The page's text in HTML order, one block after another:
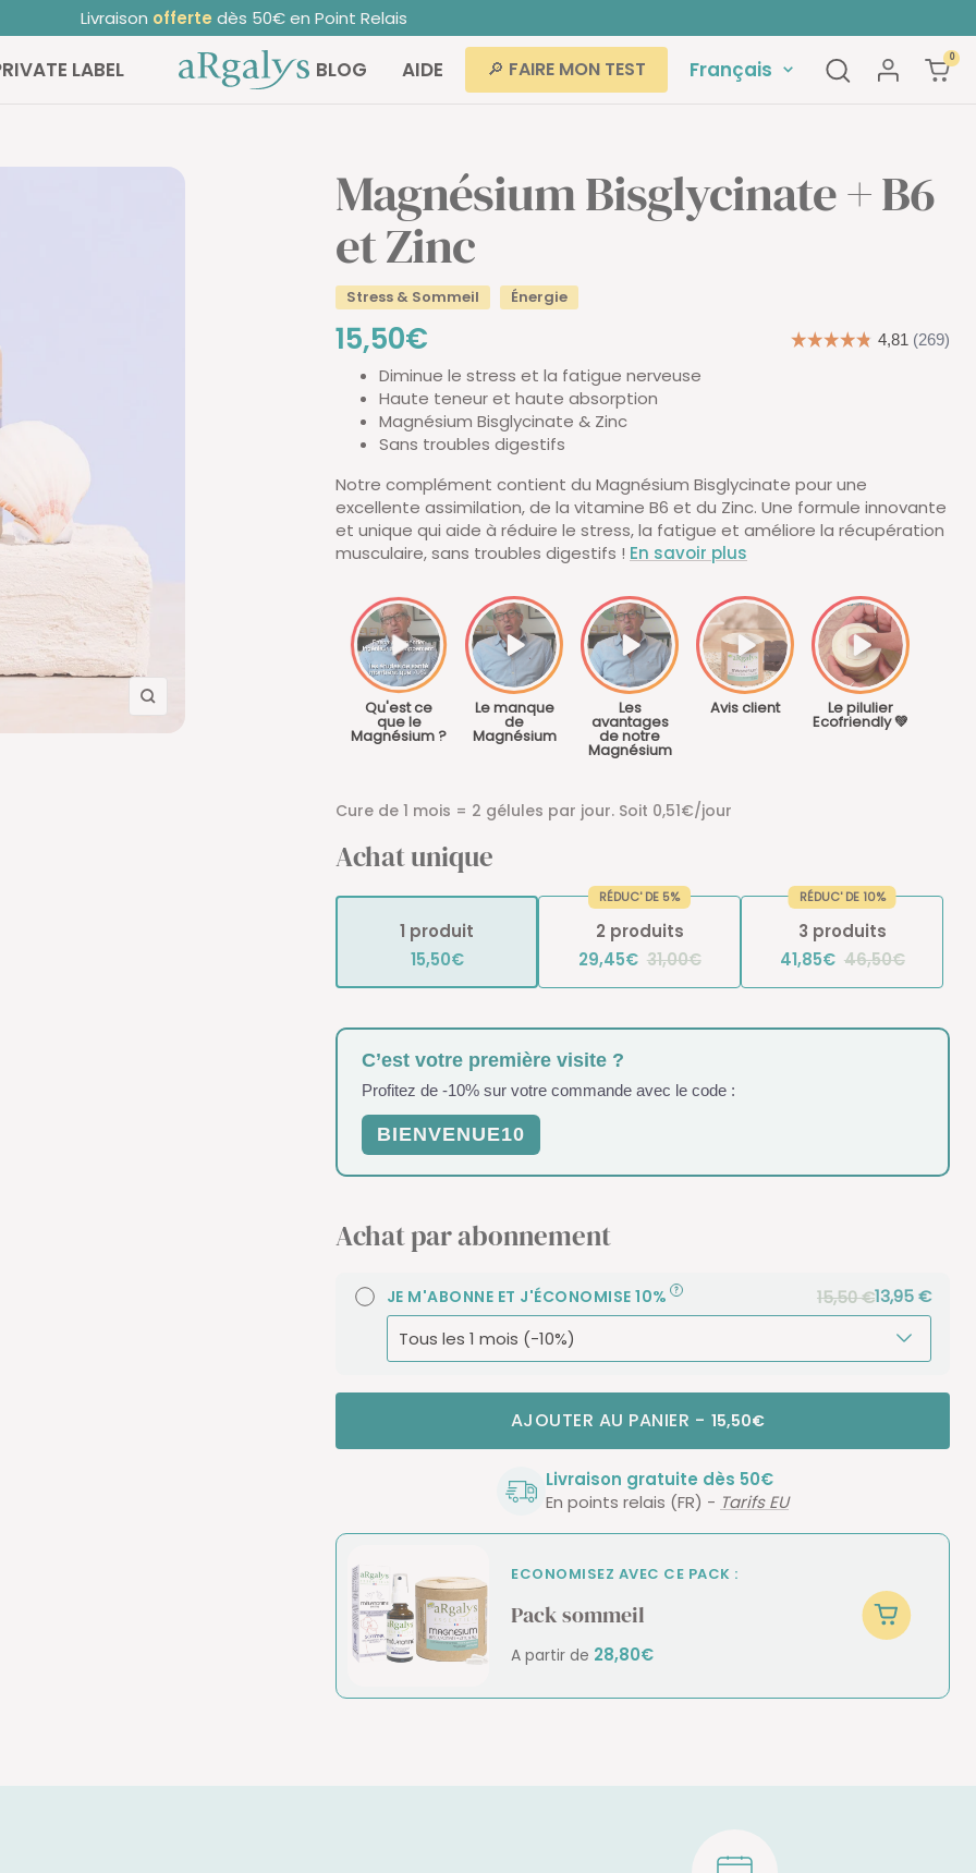
Livraison offerte dès 50€ en Point Relais
LABEL ARGALYS BLOG AIDE 🔎 FAIRE MON TEST Langue
Français 0
Zoom
Magnésium Bisglycinate + B6
et Zinc
Stress & Sommeil Énergie
Prix
de
vente
15,50€
Diminue le stress et la fatigue nerveuse
Haute teneur et haute absorption
Magnésium Bisglycinate & Zinc
Sans troubles digestifs
Notre complément contient du Magnésium Bisglycinate pour une
excellente assimilation, de la vitamine B6 et du Zinc. Une formule innovante
et unique qui aide à réduire le stress, la fatigue et améliore la récupération
musculaire, sans troubles digestifs ! En savoir plus
Qu'est ce
que le
Magnésium ?
Le manque
de
Magnésium
Les
avantages
de notre
Magnésium
Avis client Le pilulier
Ecofriendly 💚
Cure de 1 mois = 2 gélules par jour. Soit 0,51€/jour
Achat unique
1 produit
15,50€
2 produits
29,45€ 31,00€
RÉDUC' DE 5%
3 produits
41,85€ 46,50€
RÉDUC' DE 10%
C’est votre première visite ?
Profitez de -10% sur votre commande avec le code :
BIENVENUE10
Achat par abonnement
JE M'ABONNE ET J'ÉCONOMISE 10% 15,50 €13,95 €
AJOUTER AU PANIER - 15,50€
Livraison gratuite dès 50€
En points relais (FR) - Tarifs EU
ECONOMISEZ AVEC CE PACK :
Pack sommeil
A partir de 28,80€